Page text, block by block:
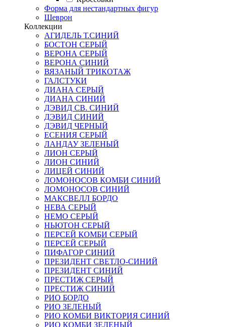
Форма для нестандартных фигур
Шеврон
Коллекции
АГИДЕЛЬ Т.СИНИЙ
БОСТОН СЕРЫЙ
ВЕРОНА СЕРЫЙ
ВЕРОНА СИНИЙ
ВЯЗАНЫЙ ТРИКОТАЖ
ГАЛСТУКИ
ДИАНА СЕРЫЙ
ДИАНА СИНИЙ
ДЭВИД СВ. СИНИЙ
ДЭВИД СИНИЙ
ДЭВИД ЧЕРНЫЙ
ЕСЕНИЯ СЕРЫЙ
ЛАНДАУ ЗЕЛЕНЫЙ
ЛИОН СЕРЫЙ
ЛИОН СИНИЙ
ЛИЦЕЙ СИНИЙ
ЛОМОНОСОВ КОМБИ СИНИЙ
ЛОМОНОСОВ СИНИЙ
МАКСВЕЛЛ БОРДО
НЕВА СЕРЫЙ
НЕМО СЕРЫЙ
НЬЮТОН СЕРЫЙ
ПЕРСЕЙ КОМБИ СЕРЫЙ
ПЕРСЕЙ СЕРЫЙ
ПИФАГОР СИНИЙ
ПРЕЗИДЕНТ СВЕТЛО-СИНИЙ
ПРЕЗИДЕНТ СИНИЙ
ПРЕСТИЖ СЕРЫЙ
ПРЕСТИЖ СИНИЙ
РИО БОРДО
РИО ЗЕЛЕНЫЙ
РИО КОМБИ ВИКТОРИЯ СИНИЙ
РИО КОМБИ ЗЕЛЕНЫЙ